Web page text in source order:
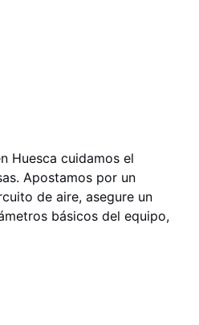
Huesca cuidamos el
Apostamos por un
de aire, asegure un
básicos del equipo,